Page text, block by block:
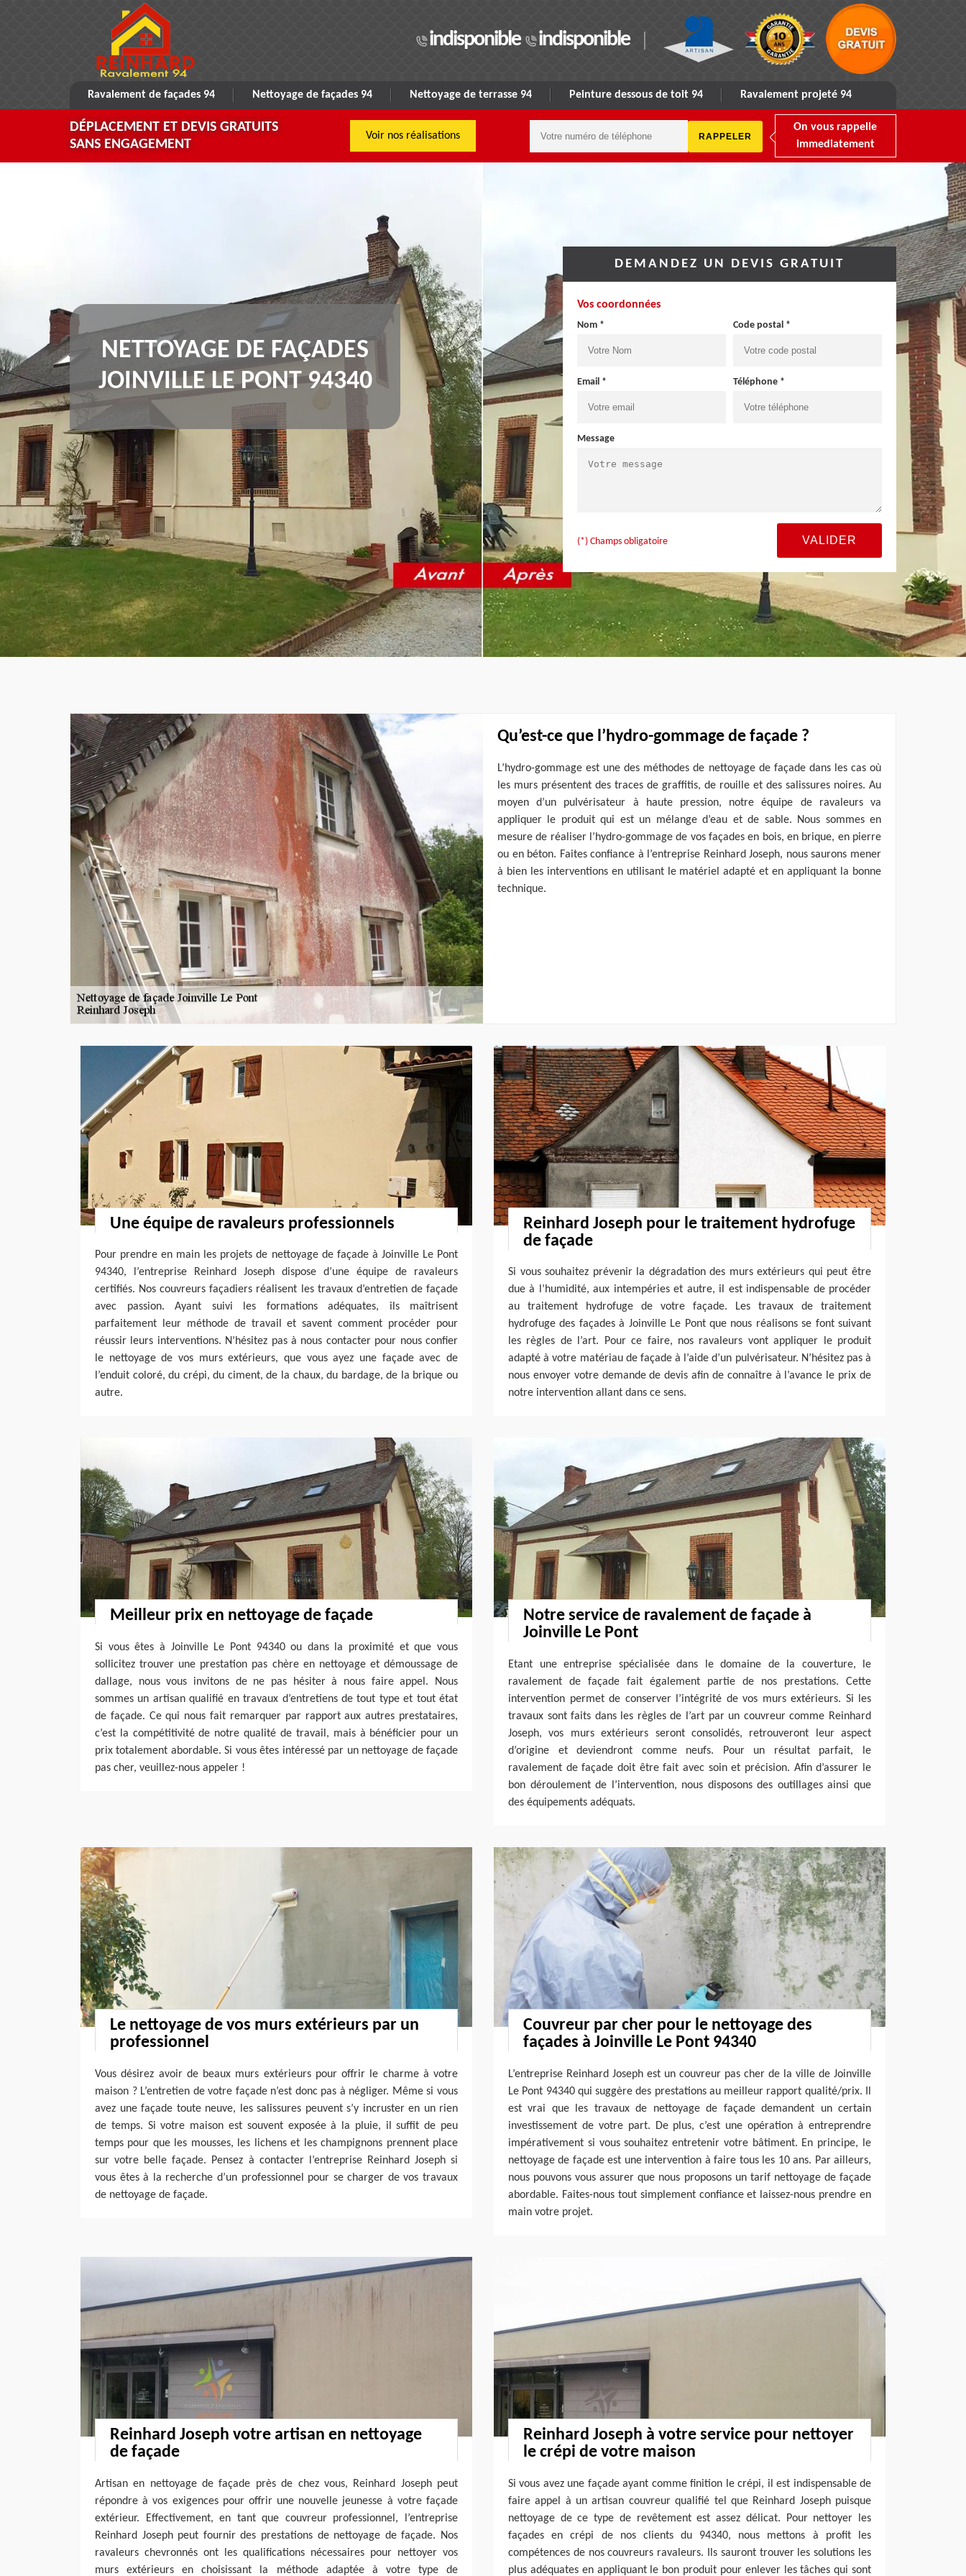
indisponible indisponible
Ravalement de façades 94 Nettoyage de façades 94 Nettoyage de terrasse 94 Peinture dessous de toit 94 Ravalement projeté 94
DÉPLACEMENT ET DEVIS GRATUITS
SANS ENGAGEMENT
Voir nos réalisations
On vous rappelle
immediatement
NETTOYAGE DE FAÇADES
JOINVILLE LE PONT 94340
DEMANDEZ UN DEVIS GRATUIT
Vos coordonnées
Nom * Code postal *
Email * Téléphone *
Message
(*) Champs obligatoire
Qu’est-ce que l’hydro-gommage de façade ?
L’hydro-gommage est une des méthodes de nettoyage de façade dans les cas où
les murs présentent des traces de graffitis, de rouille et des salissures noires. Au
moyen d’un pulvérisateur à haute pression, notre équipe de ravaleurs va
appliquer le produit qui est un mélange d’eau et de sable. Nous sommes en
mesure de réaliser l’hydro-gommage de vos façades en bois, en brique, en pierre
ou en béton. Faites confiance à l’entreprise Reinhard Joseph, nous saurons mener
à bien les interventions en utilisant le matériel adapté et en appliquant la bonne
technique.
Une équipe de ravaleurs professionnels
Pour prendre en main les projets de nettoyage de façade à Joinville Le Pont
94340, l’entreprise Reinhard Joseph dispose d’une équipe de ravaleurs
certifiés. Nos couvreurs façadiers réalisent les travaux d’entretien de façade
avec passion. Ayant suivi les formations adéquates, ils maîtrisent
parfaitement leur méthode de travail et savent comment procéder pour
réussir leurs interventions. N’hésitez pas à nous contacter pour nous confier
le nettoyage de vos murs extérieurs, que vous ayez une façade avec de
l’enduit coloré, du crépi, du ciment, de la chaux, du bardage, de la brique ou
autre.
Reinhard Joseph pour le traitement hydrofuge
de façade
Si vous souhaitez prévenir la dégradation des murs extérieurs qui peut être
due à l’humidité, aux intempéries et autre, il est indispensable de procéder
au traitement hydrofuge de votre façade. Les travaux de traitement
hydrofuge des façades à Joinville Le Pont que nous réalisons se font suivant
les règles de l’art. Pour ce faire, nos ravaleurs vont appliquer le produit
adapté à votre matériau de façade à l’aide d’un pulvérisateur. N’hésitez pas à
nous envoyer votre demande de devis afin de connaître à l’avance le prix de
notre intervention allant dans ce sens.
Meilleur prix en nettoyage de façade
Si vous êtes à Joinville Le Pont 94340 ou dans la proximité et que vous
sollicitez trouver une prestation pas chère en nettoyage et démoussage de
dallage, nous vous invitons de ne pas hésiter à nous faire appel. Nous
sommes un artisan qualifié en travaux d’entretiens de tout type et tout état
de façade. Ce qui nous fait remarquer par rapport aux autres prestataires,
c’est la compétitivité de notre qualité de travail, mais à bénéficier pour un
prix totalement abordable. Si vous êtes intéressé par un nettoyage de façade
pas cher, veuillez-nous appeler !
Notre service de ravalement de façade à
Joinville Le Pont
Etant une entreprise spécialisée dans le domaine de la couverture, le
ravalement de façade fait également partie de nos prestations. Cette
intervention permet de conserver l’intégrité de vos murs extérieurs. Si les
travaux sont faits dans les règles de l’art par un couvreur comme Reinhard
Joseph, vos murs extérieurs seront consolidés, retrouveront leur aspect
d’origine et deviendront comme neufs. Pour un résultat parfait, le
ravalement de façade doit être fait avec soin et précision. Afin d’assurer le
bon déroulement de l’intervention, nous disposons des outillages ainsi que
des équipements adéquats.
Le nettoyage de vos murs extérieurs par un
professionnel
Vous désirez avoir de beaux murs extérieurs pour offrir le charme à votre
maison ? L’entretien de votre façade n’est donc pas à négliger. Même si vous
avez une façade toute neuve, les salissures peuvent s’y incruster en un rien
de temps. Si votre maison est souvent exposée à la pluie, il suffit de peu
temps pour que les mousses, les lichens et les champignons prennent place
sur votre belle façade. Pensez à contacter l’entreprise Reinhard Joseph si
vous êtes à la recherche d’un professionnel pour se charger de vos travaux
de nettoyage de façade.
Couvreur par cher pour le nettoyage des
façades à Joinville Le Pont 94340
L’entreprise Reinhard Joseph est un couvreur pas cher de la ville de Joinville
Le Pont 94340 qui suggère des prestations au meilleur rapport qualité/prix. Il
est vrai que les travaux de nettoyage de façade demandent un certain
investissement de votre part. De plus, c’est une opération à entreprendre
impérativement si vous souhaitez entretenir votre bâtiment. En principe, le
nettoyage de façade est une intervention à faire tous les 10 ans. Par ailleurs,
nous pouvons vous assurer que nous proposons un tarif nettoyage de façade
abordable. Faites-nous tout simplement confiance et laissez-nous prendre en
main votre projet.
Reinhard Joseph votre artisan en nettoyage
de façade
Artisan en nettoyage de façade près de chez vous, Reinhard Joseph peut
répondre à vos exigences pour offrir une nouvelle jeunesse à votre façade
extérieur. Effectivement, en tant que couvreur professionnel, l’entreprise
Reinhard Joseph peut fournir des prestations de nettoyage de façade. Nos
ravaleurs chevronnés ont les qualifications nécessaires pour nettoyer vos
murs extérieurs en choisissant la méthode adaptée à votre type de
Reinhard Joseph à votre service pour nettoyer
le crépi de votre maison
Si vous avez une façade ayant comme finition le crépi, il est indispensable de
faire appel à un artisan couvreur qualifié tel que Reinhard Joseph puisque
nettoyage de ce type de revêtement est assez délicat. Pour nettoyer les
façades en crépi de nos clients du 94340, nous mettons à profit les
compétences de nos couvreurs ravaleurs. Ils sauront trouver les solutions les
plus adéquates en appliquant le bon produit pour enlever les tâches qui sont